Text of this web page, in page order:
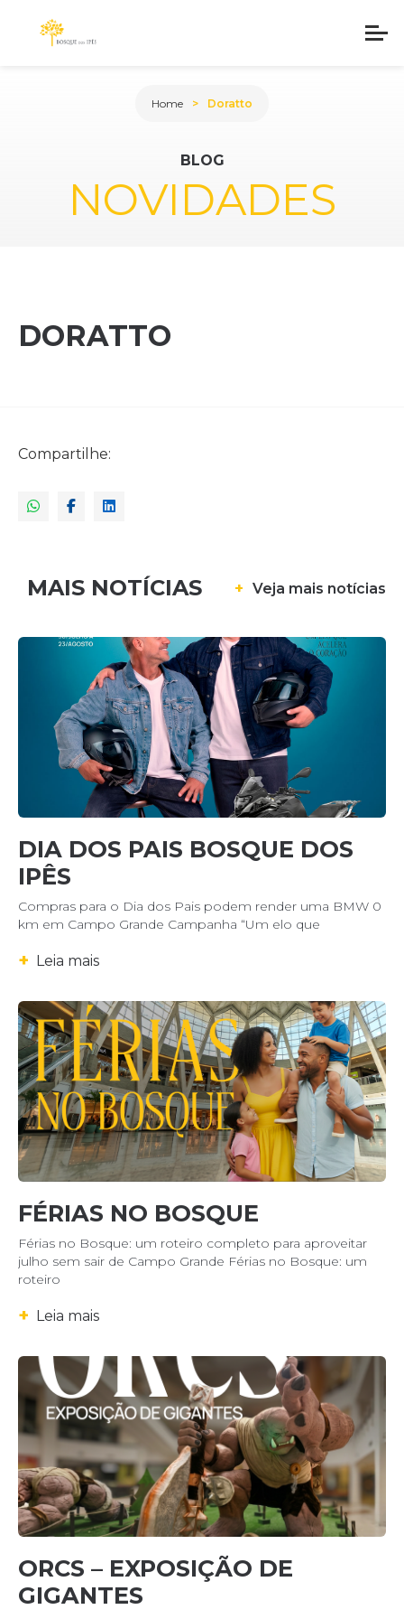
BLOG
NOVIDADES
Home Doratto
DORATTO
Compartilhe:
MAIS NOTÍCIAS + Veja mais notícias
DIA DOS PAIS BOSQUE DOS
IPÊS
Compras para o Dia dos Pais podem render uma BMW 0
km em Campo Grande Campanha “Um elo que
+ Leia mais
FÉRIAS NO BOSQUE
Férias no Bosque: um roteiro completo para aproveitar
julho sem sair de Campo Grande Férias no Bosque: um
roteiro
+ Leia mais
ORCS – EXPOSIÇÃO DE
GIGANTES